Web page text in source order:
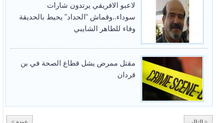
لاعبو الافريقي يرتدون شارات
سوداء..وقماش "الحداد" يحيط بالحديقة
وفاء للطاهر الشايبي
مقتل ممرض يشل قطاع الصحة في بن
قردان